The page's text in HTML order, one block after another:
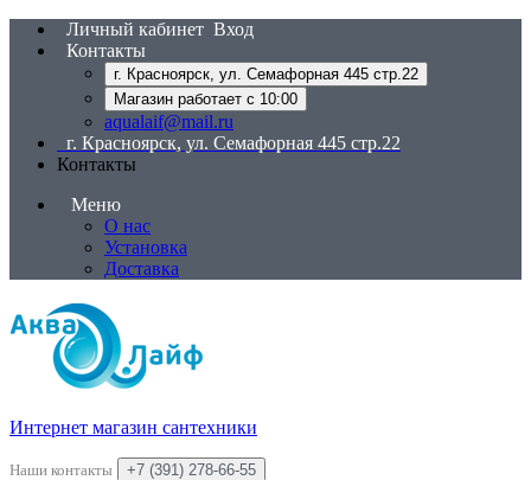
Личный кабинет Вход
Контакты
г. Красноярск, ул. Семафорная 445 стр.22
Магазин работает с 10:00
aqualaif@mail.ru
г. Красноярск, ул. Семафорная 445 стр.22
Контакты
Меню
О нас
Установка
Доставка
Интернет магазин сантехники
Наши контакты +7 (391) 278-66-55